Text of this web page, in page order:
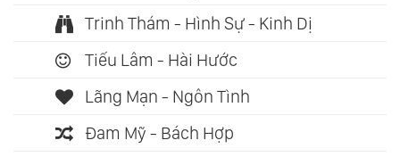
Trinh Thám - Hình Sự - Kinh Dị
Tiếu Lâm - Hài Hước
Lãng Mạn - Ngôn Tình
Đam Mỹ - Bách Hợp